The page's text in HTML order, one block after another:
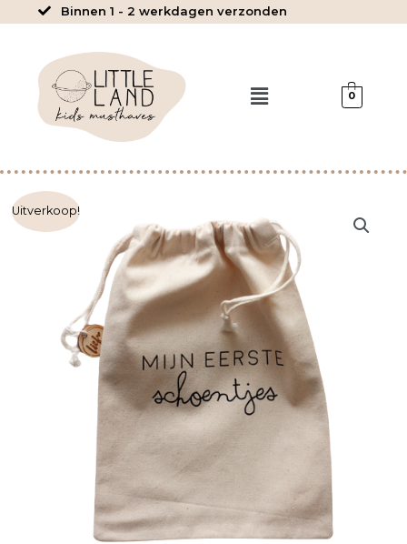
inhoud
Binnen 1 - 2 werkdagen verzonden
Menu 0
Uitverkoop!